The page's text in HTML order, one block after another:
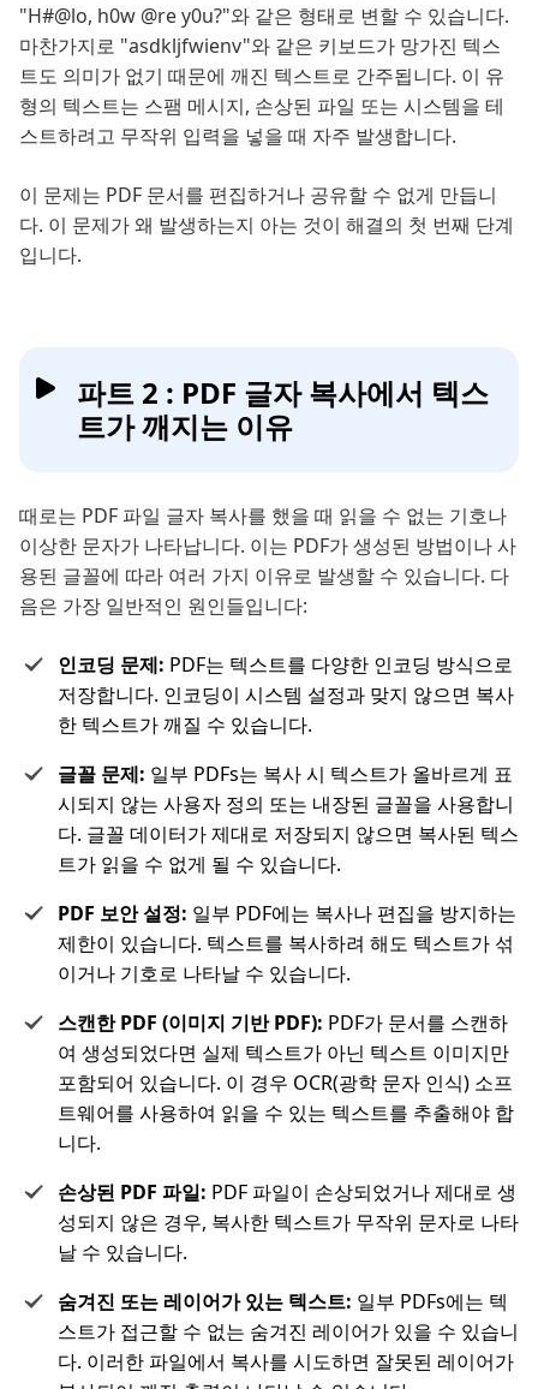
"H#@lo, h0w @re y0u?"와 같은 형태로 변할 수 있습니다.
마찬가지로 "asdkljfwienv"와 같은 키보드가 망가진 텍스
트도 의미가 없기 때문에 깨진 텍스트로 간주됩니다. 이 유
형의 텍스트는 스팸 메시지, 손상된 파일 또는 시스템을 테
스트하려고 무작위 입력을 넣을 때 자주 발생합니다.
이 문제는 PDF 문서를 편집하거나 공유할 수 없게 만듭니
다. 이 문제가 왜 발생하는지 아는 것이 해결의 첫 번째 단계
입니다.
파트 2 : PDF 글자 복사에서 텍스
트가 깨지는 이유
때로는 PDF 파일 글자 복사를 했을 때 읽을 수 없는 기호나
이상한 문자가 나타납니다. 이는 PDF가 생성된 방법이나 사
용된 글꼴에 따라 여러 가지 이유로 발생할 수 있습니다. 다
음은 가장 일반적인 원인들입니다:
인코딩 문제: PDF는 텍스트를 다양한 인코딩 방식으로
저장합니다. 인코딩이 시스템 설정과 맞지 않으면 복사
한 텍스트가 깨질 수 있습니다.
글꼴 문제: 일부 PDFs는 복사 시 텍스트가 올바르게 표
시되지 않는 사용자 정의 또는 내장된 글꼴을 사용합니
다. 글꼴 데이터가 제대로 저장되지 않으면 복사된 텍스
트가 읽을 수 없게 될 수 있습니다.
PDF 보안 설정: 일부 PDF에는 복사나 편집을 방지하는
제한이 있습니다. 텍스트를 복사하려 해도 텍스트가 섞
이거나 기호로 나타날 수 있습니다.
스캔한 PDF (이미지 기반 PDF): PDF가 문서를 스캔하
여 생성되었다면 실제 텍스트가 아닌 텍스트 이미지만
포함되어 있습니다. 이 경우 OCR(광학 문자 인식) 소프
트웨어를 사용하여 읽을 수 있는 텍스트를 추출해야 합
니다.
손상된 PDF 파일: PDF 파일이 손상되었거나 제대로 생
성되지 않은 경우, 복사한 텍스트가 무작위 문자로 나타
날 수 있습니다.
숨겨진 또는 레이어가 있는 텍스트: 일부 PDFs에는 텍
스트가 접근할 수 없는 숨겨진 레이어가 있을 수 있습니
다. 이러한 파일에서 복사를 시도하면 잘못된 레이어가